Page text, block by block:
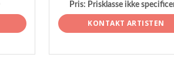
Pris: Prisklasse ikke
KONTAKT ARTISTEN